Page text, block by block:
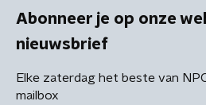
Abonneer je op onze
nieuwsbrief
Elke zaterdag het beste van
mailbox